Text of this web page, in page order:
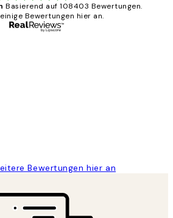
Basierend auf 108403 Bewertungen.
Bewertungen hier an.
Bewertungen hier an